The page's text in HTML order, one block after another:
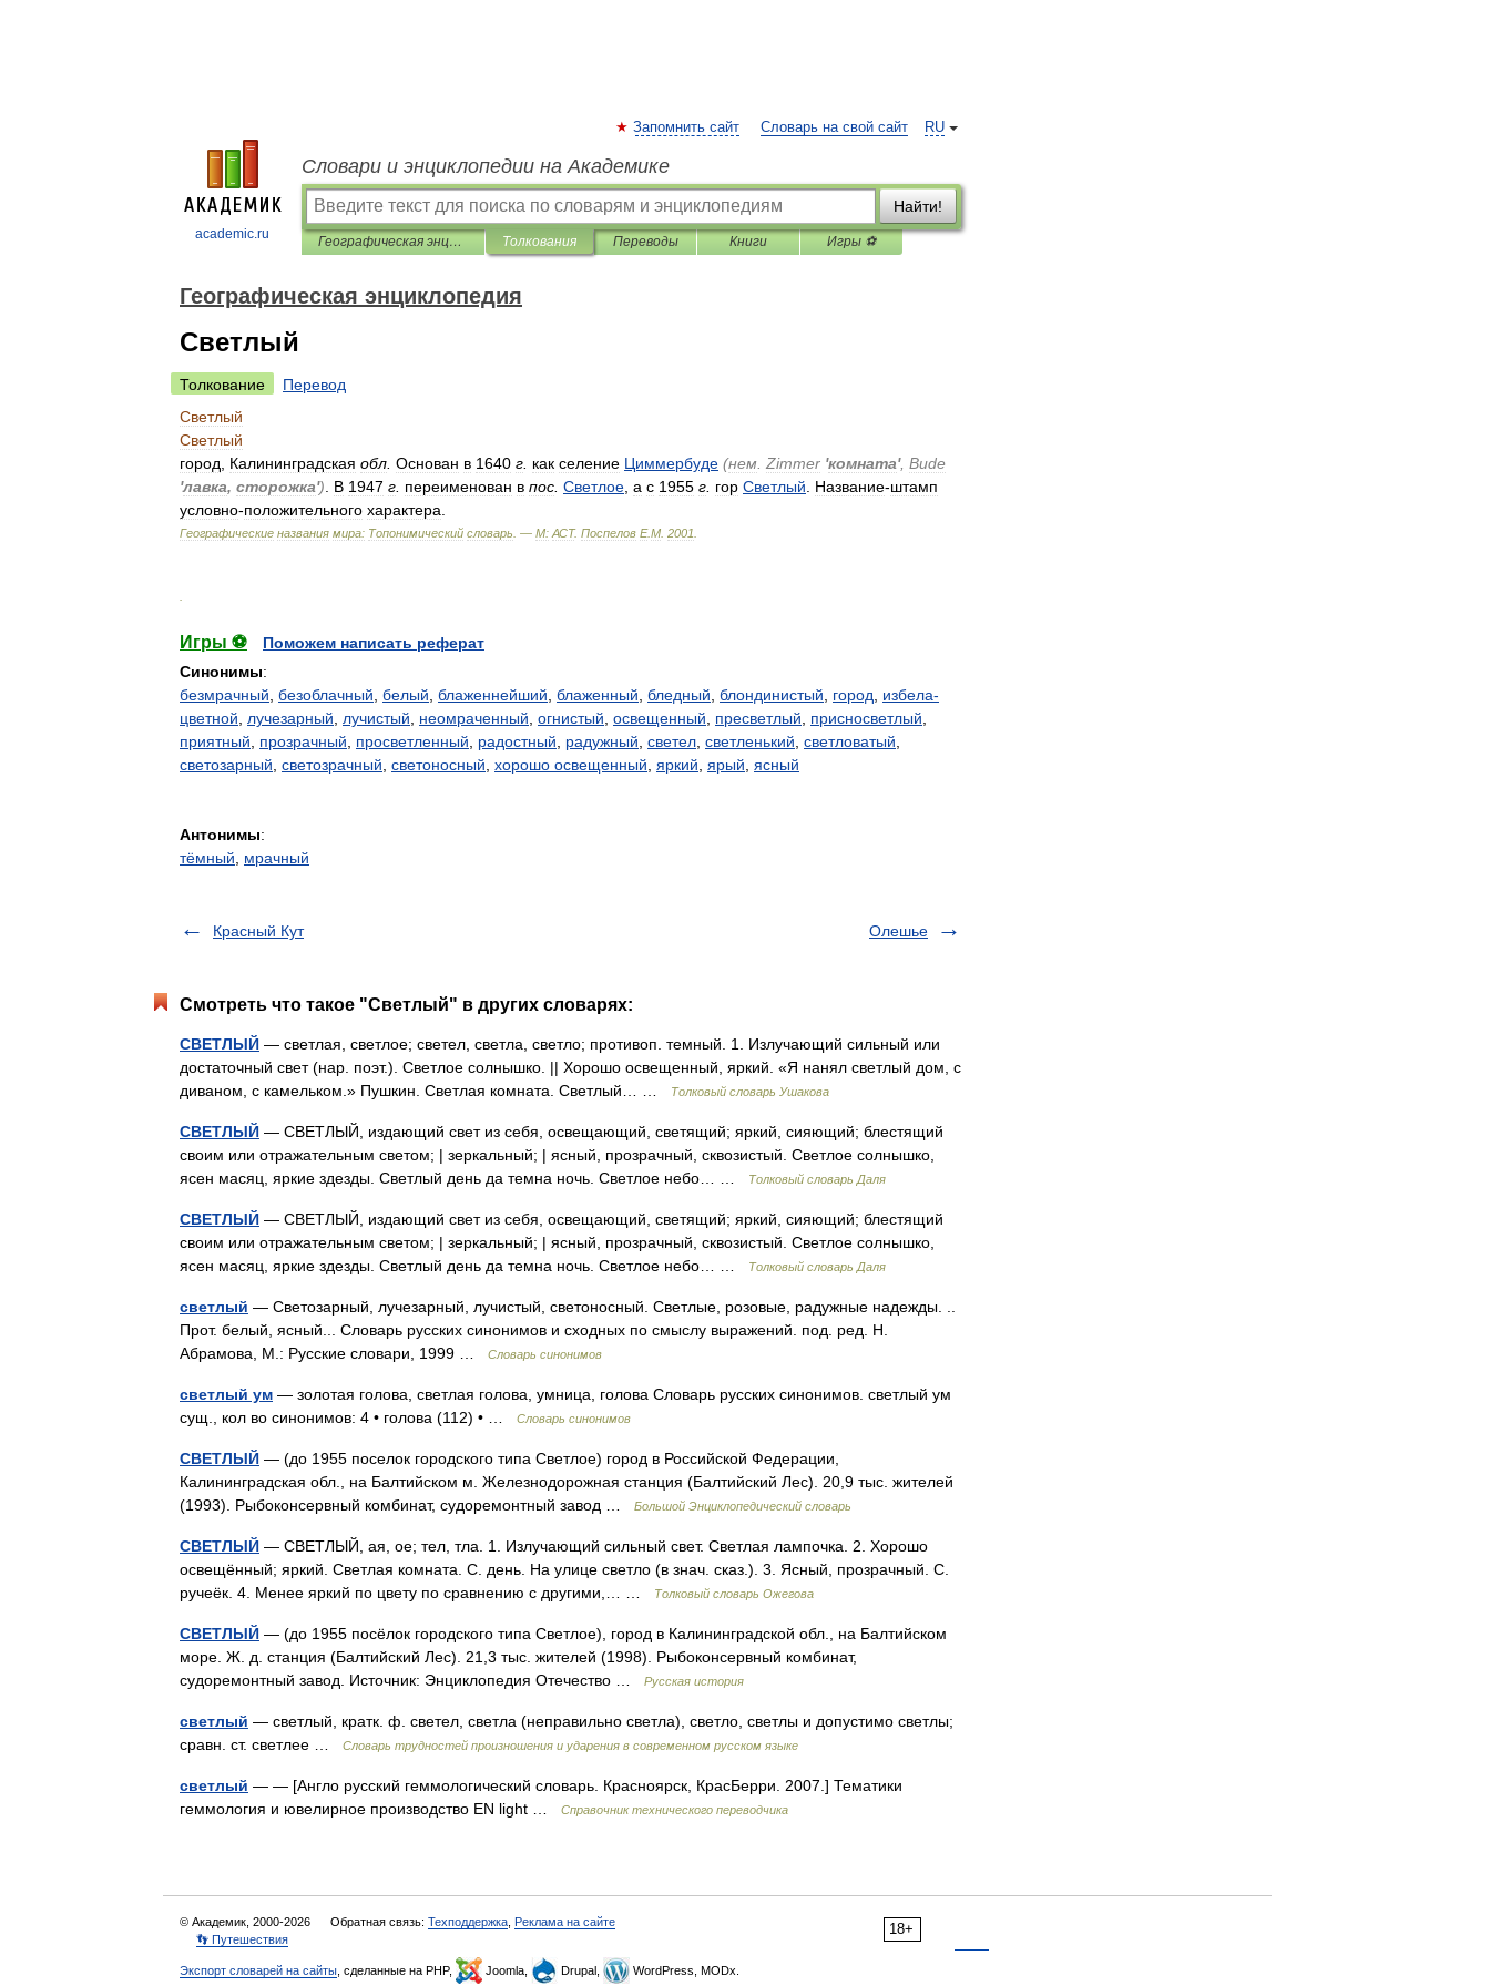
academic.ru
RU
Запомнить сайт Словарь на свой сайт
Словари и энциклопедии на Академике
Найти!
Географическая энциклопедия Толкования Переводы Книги Игры ⚽
Географическая энциклопедия
Светлый
Толкование
Перевод
Светлый
Светлый
город
Калининградская обл Основан в 1640 г как селение Циммербуде (нем Zimmer 'комната', Bude
'лавка, сторожка') В 1947 г переименован в пос Светлое а с 1955 г гор Светлый Название-штамп
условно-положительного характера
Географические названия мира: Топонимический словарь . — М: АСТ. Поспелов Е.М 2001
Игры ⚽
Поможем написать реферат
Синонимы:
безмрачный безоблачный белый блаженнейший блаженный бледный блондинистый город
избела-
цветной
лучезарный лучистый неомраченный огнистый освещенный пресветлый присносветлый
приятный
прозрачный просветленный радостный радужный светел светленький светловатый
светозарный светозрачный светоносный хорошо освещенный яркий ярый ясный
Антонимы:
тёмный
мрачный
Красный Кут Олешье
Смотреть что такое "Светлый" в других словарях:
СВЕТЛЫЙ — светлая, светлое; светел, светла, светло; противоп. темный. 1. Излучающий сильный или
достаточный свет (нар. поэт.). Светлое солнышко. || Хорошо освещенный, яркий. «Я нанял светлый дом, с
диваном, с камельком.» Пушкин. Светлая комната. Светлый… …
Толковый словарь Ушакова
СВЕТЛЫЙ — СВЕТЛЫЙ, издающий свет из себя, освещающий, светящий; яркий, сияющий; блестящий
своим или отражательным светом; | зеркальный; | ясный, прозрачный, сквозистый. Светлое солнышко,
ясен масяц, яркие здезды. Светлый день да темна ночь. Светлое небо… …
Толковый словарь Даля
СВЕТЛЫЙ — СВЕТЛЫЙ, издающий свет из себя, освещающий, светящий; яркий, сияющий; блестящий
своим или отражательным светом; | зеркальный; | ясный, прозрачный, сквозистый. Светлое солнышко,
ясен масяц, яркие здезды. Светлый день да темна ночь. Светлое небо… …
Толковый словарь Даля
светлый — Светозарный, лучезарный, лучистый, светоносный. Светлые, розовые, радужные надежды. ..
Прот. белый, ясный... Словарь русских синонимов и сходных по смыслу выражений. под. ред. Н.
Абрамова, М.: Русские словари, 1999 …
Словарь синонимов
светлый ум — золотая голова, светлая голова, умница, голова Словарь русских синонимов. светлый ум
сущ., кол во синонимов: 4 • голова (112) • …
Словарь синонимов
СВЕТЛЫЙ — (до 1955 поселок городского типа Светлое) город в Российской Федерации,
Калининградская обл., на Балтийском м. Железнодорожная станция (Балтийский Лес). 20,9 тыс. жителей
(1993). Рыбоконсервный комбинат, судоремонтный завод …
Большой Энциклопедический словарь
СВЕТЛЫЙ — СВЕТЛЫЙ, ая, ое; тел, тла. 1. Излучающий сильный свет. Светлая лампочка. 2. Хорошо
освещённый; яркий. Светлая комната. С. день. На улице светло (в знач. сказ.). 3. Ясный, прозрачный. С.
ручеёк. 4. Менее яркий по цвету по сравнению с другими,… …
Толковый словарь Ожегова
СВЕТЛЫЙ — (до 1955 посёлок городского типа Светлое), город в Калининградской обл., на Балтийском
море. Ж. д. станция (Балтийский Лес). 21,3 тыс. жителей (1998). Рыбоконсервный комбинат,
судоремонтный завод. Источник: Энциклопедия Отечество …
Русская история
светлый — светлый, кратк. ф. светел, светла (неправильно светла), светло, светлы и допустимо светлы;
сравн. ст. светлее …
Словарь трудностей произношения и ударения в современном русском языке
светлый — — [Англо русский геммологический словарь. Красноярск, КрасБерри. 2007.] Тематики
геммология и ювелирное производство EN light …
Справочник технического переводчика
18+
© Академик, 2000-2026 Обратная связь: Техподдержка Реклама на сайте
👣 Путешествия
Экспорт словарей на сайты , сделанные на PHP, Joomla, Drupal, WordPress, MODx.